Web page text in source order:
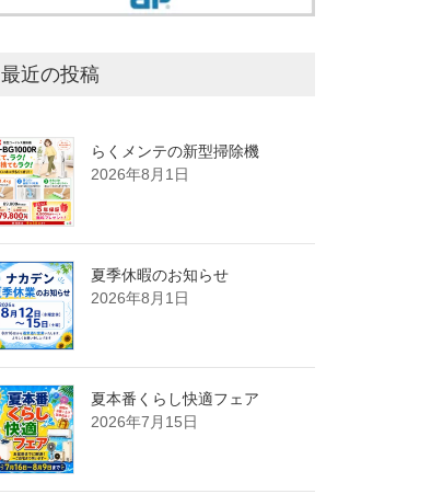
最近の投稿
らくメンテの新型掃除機
2026年8月1日
夏季休暇のお知らせ
2026年8月1日
夏本番くらし快適フェア
2026年7月15日